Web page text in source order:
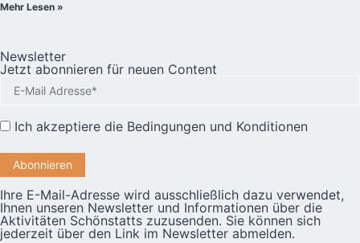
Mehr Lesen »
Newsletter
Jetzt abonnieren für neuen Content
Ich akzeptiere die Bedingungen und Konditionen
Ihre E-Mail-Adresse wird ausschließlich dazu verwendet,
Ihnen unseren Newsletter und Informationen über die
Aktivitäten Schönstatts zuzusenden. Sie können sich
jederzeit über den Link im Newsletter abmelden.